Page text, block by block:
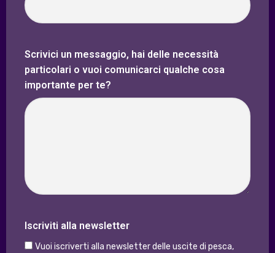
Scrivici un messaggio, hai delle necessità
particolari o vuoi comunicarci qualche cosa
importante per te?
Iscriviti alla newsletter
Vuoi iscriverti alla newsletter delle uscite di pesca,